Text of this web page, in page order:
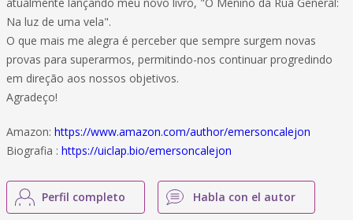
Na luz de uma vela".
O que mais me alegra é perceber que sempre surgem novas
provas para superarmos, permitindo-nos continuar progredindo
em direção aos nossos objetivos.
Agradeço!
Amazon: https://www.amazon.com/author/emersoncalejon
Biografia : https://uiclap.bio/emersoncalejon
Perfil completo Habla con el autor